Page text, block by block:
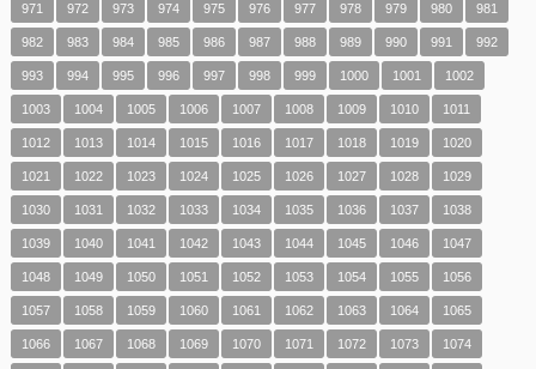
971 972 973 974 975 976 977 978 979 980 981
982 983 984 985 986 987 988 989 990 991 992
993 994 995 996 997 998 999 1000 1001 1002
1003 1004 1005 1006 1007 1008 1009 1010 1011
1012 1013 1014 1015 1016 1017 1018 1019 1020
1021 1022 1023 1024 1025 1026 1027 1028 1029
1030 1031 1032 1033 1034 1035 1036 1037 1038
1039 1040 1041 1042 1043 1044 1045 1046 1047
1048 1049 1050 1051 1052 1053 1054 1055 1056
1057 1058 1059 1060 1061 1062 1063 1064 1065
1066 1067 1068 1069 1070 1071 1072 1073 1074